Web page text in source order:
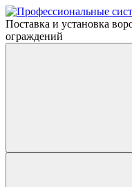
Поставка и установка
ограждений